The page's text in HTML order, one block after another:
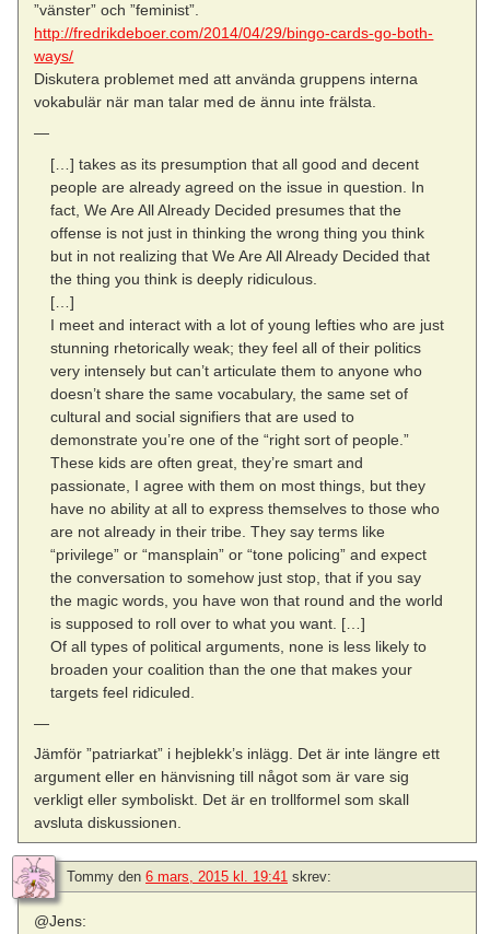
”vänster” och ”feminist”.
http://fredrikdeboer.com/2014/04/29/bingo-cards-go-both-
ways/
Diskutera problemet med att använda gruppens interna
vokabulär när man talar med de ännu inte frälsta.
—
[…] takes as its presumption that all good and decent
people are already agreed on the issue in question. In
fact, We Are All Already Decided presumes that the
offense is not just in thinking the wrong thing you think
but in not realizing that We Are All Already Decided that
the thing you think is deeply ridiculous.
[…]
I meet and interact with a lot of young lefties who are just
stunning rhetorically weak; they feel all of their politics
very intensely but can’t articulate them to anyone who
doesn’t share the same vocabulary, the same set of
cultural and social signifiers that are used to
demonstrate you’re one of the “right sort of people.”
These kids are often great, they’re smart and
passionate, I agree with them on most things, but they
have no ability at all to express themselves to those who
are not already in their tribe. They say terms like
“privilege” or “mansplain” or “tone policing” and expect
the conversation to somehow just stop, that if you say
the magic words, you have won that round and the world
is supposed to roll over to what you want. […]
Of all types of political arguments, none is less likely to
broaden your coalition than the one that makes your
targets feel ridiculed.
—
Jämför ”patriarkat” i hejblekk’s inlägg. Det är inte längre ett
argument eller en hänvisning till något som är vare sig
verkligt eller symboliskt. Det är en trollformel som skall
avsluta diskussionen.
Tommy den 6 mars, 2015 kl. 19:41 skrev:
@Jens: